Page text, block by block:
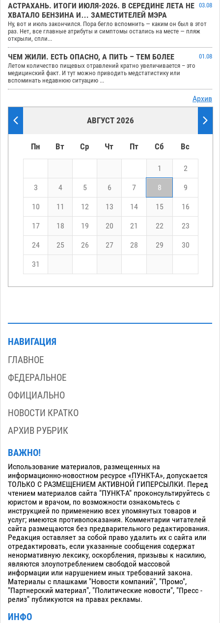
АСТРАХАНЬ. ИТОГИ ИЮЛЯ-2026. В СЕРЕДИНЕ ЛЕТА НЕ
ХВАТАЛО БЕНЗИНА И… ЗАМЕСТИТЕЛЕЙ МЭРА
03.08
Ну, вот и июль закончился. Пора бегло вспомнить — каким он был в этот
раз. Нет, все главные атрибуты и симптомы остались на месте — пляж
открыли, спли...
ЧЕМ ЖИЛИ. ЕСТЬ ОПАСНО, А ПИТЬ – ТЕМ БОЛЕЕ
01.08
Летом количество пищевых отравлений кратно увеличивается – это
медицинский факт. И тут можно приводить медстатистику или
вспоминать недавнюю ситуацию ...
Архив
АВГУСТ 2026
Пн Вт Ср Чт Пт Сб Вс
1 2
3 4 5 6 7 8 9
10 11 12 13 14 15 16
17 18 19 20 21 22 23
24 25 26 27 28 29 30
31
НАВИГАЦИЯ
ГЛАВНОЕ
ФЕДЕРАЛЬНОЕ
ОФИЦИАЛЬНО
НОВОСТИ КРАТКО
АРХИВ РУБРИК
ВАЖНО!
Использование материалов, размещенных на
информационно-новостном ресурсе «ПУНКТ-А», допускается
ТОЛЬКО С РАЗМЕЩЕНИЕМ АКТИВНОЙ ГИПЕРСЫЛКИ. Перед
чтением материалов сайта "ПУНКТ-А" проконсультируйтесь с
юристом и врачом, по возможности ознакомьтесь с
инструкцией по применению всех упомянутых товаров и
услуг; имеются противопоказания. Комментарии читателей
сайта размещаются без предварительного редактирования.
Редакция оставляет за собой право удалить их с сайта или
отредактировать, если указанные сообщения содержат
ненормативную лексику, оскорбления, призывы к насилию,
являются злоупотреблением свободой массовой
информации или нарушением иных требований закона.
Материалы с плашками "Новости компаний", "Промо",
"Партнерский материал", "Политические новости", "Пресс -
релиз" публикуются на правах рекламы.
ИНФО